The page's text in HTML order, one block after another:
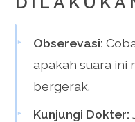
Obserevasi:
apakah suara ini
bergerak.
Kunjungi Dokter: